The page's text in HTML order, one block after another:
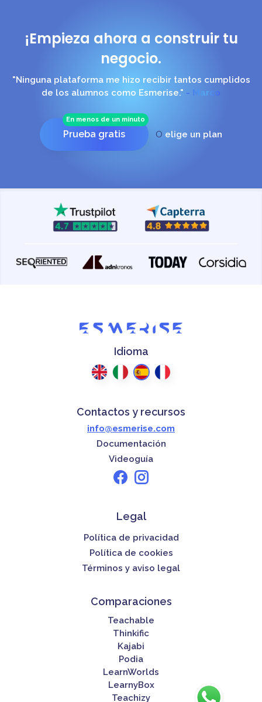
¡Empieza ahora a construir tu
negocio.
"Ninguna plataforma me hizo recibir tantos cumplidos
de los alumnos como Esmerise." - Marco
En menos de un minuto
Prueba gratis O elige un plan
Idioma
Contactos y recursos
info@esmerise.com
Documentación
Videoguía
Legal
Política de privacidad
Política de cookies
Términos y aviso legal
Comparaciones
Teachable
Thinkific
Kajabi
Podia
LearnWorlds
LearnyBox
Teachizy